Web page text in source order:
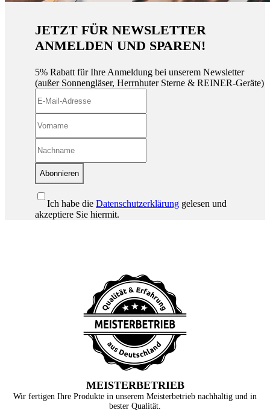
JETZT FÜR NEWSLETTER
ANMELDEN UND SPAREN!
5% Rabatt für Ihre Anmeldung bei unserem Newsletter
(außer Sonnengläser, Herrnhuter Sterne & REINER-Geräte)
Abonnieren
Ich habe die Datenschutzerklärung gelesen und
akzeptiere Sie hiermit.
MEISTERBETRIEB
Wir fertigen Ihre Produkte in unserem Meisterbetrieb nachhaltig und in
bester Qualität.